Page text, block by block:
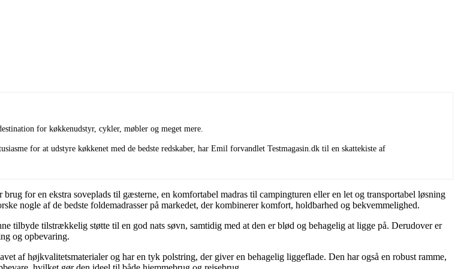
for køkkenudstyr, cykler, møbler og meget mere.
for at udstyre køkkenet med de bedste redskaber, har Emil forvandlet Testmagasin.dk til en skattekiste af
for en ekstra soveplads til gæsterne, en komfortabel madras til campingturen eller en let og transportabel løsning
nogle af de bedste foldemadrasser på markedet, der kombinerer komfort, holdbarhed og bekvemmelighed.
tilbyde tilstrækkelig støtte til en god nats søvn, samtidig med at den er blød og behagelig at ligge på. Derudover er
og opbevaring.
af højkvalitetsmaterialer og har en tyk polstring, der giver en behagelig liggeflade. Den har også en robust ramme,